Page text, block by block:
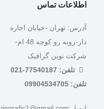
اطلاعات تماس
آدرس: تهران -خیابان اجاره
دار-روبه رو کوچه 48 ام-
شرکت نوین گرافیک
تلفن: 77540187-021
تلفن: 09904534705